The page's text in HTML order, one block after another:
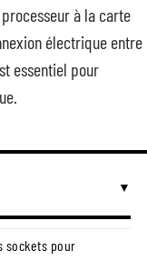
à la carte
électrique entre
essentiel pour
sockets pour